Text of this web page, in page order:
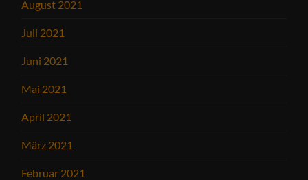
August 2021
Juli 2021
Juni 2021
Mai 2021
April 2021
März 2021
Februar 2021